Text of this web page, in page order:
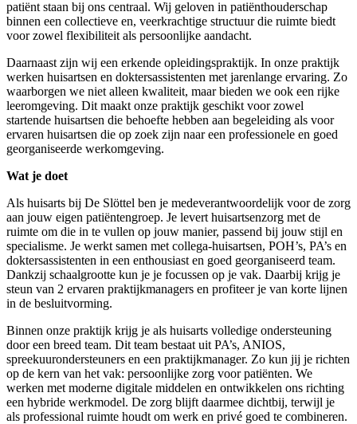
patiënt staan bij ons centraal. Wij geloven in patiënthouderschap
binnen een collectieve en, veerkrachtige structuur die ruimte biedt
voor zowel flexibiliteit als persoonlijke aandacht.
Daarnaast zijn wij een erkende opleidingspraktijk. In onze praktijk
werken huisartsen en doktersassistenten met jarenlange ervaring. Zo
waarborgen we niet alleen kwaliteit, maar bieden we ook een rijke
leeromgeving. Dit maakt onze praktijk geschikt voor zowel
startende huisartsen die behoefte hebben aan begeleiding als voor
ervaren huisartsen die op zoek zijn naar een professionele en goed
georganiseerde werkomgeving.
Wat je doet
Als huisarts bij De Slöttel ben je medeverantwoordelijk voor de zorg
aan jouw eigen patiëntengroep. Je levert huisartsenzorg met de
ruimte om die in te vullen op jouw manier, passend bij jouw stijl en
specialisme. Je werkt samen met collega-huisartsen, POH’s, PA’s en
doktersassistenten in een enthousiast en goed georganiseerd team.
Dankzij schaalgrootte kun je je focussen op je vak. Daarbij krijg je
steun van 2 ervaren praktijkmanagers en profiteer je van korte lijnen
in de besluitvorming.
Binnen onze praktijk krijg je als huisarts volledige ondersteuning
door een breed team. Dit team bestaat uit PA’s, ANIOS,
spreekuurondersteuners en een praktijkmanager. Zo kun jij je richten
op de kern van het vak: persoonlijke zorg voor patiënten. We
werken met moderne digitale middelen en ontwikkelen ons richting
een hybride werkmodel. De zorg blijft daarmee dichtbij, terwijl je
als professional ruimte houdt om werk en privé goed te combineren.